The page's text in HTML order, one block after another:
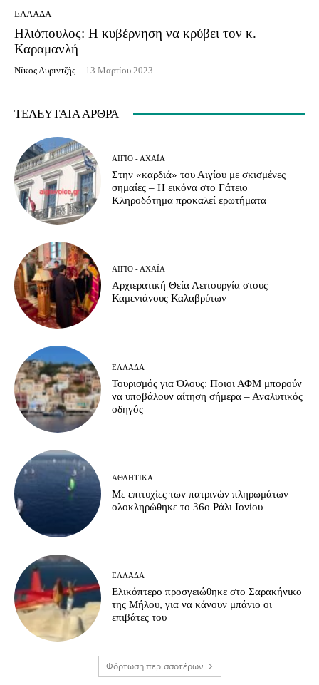
ΕΛΛΆΔΑ
Ηλιόπουλος: Η κυβέρνηση να κρύβει τον κ.
Καραμανλή
Νίκος Λυριντζής - 13 Μαρτίου 2023
ΤΕΛΕΥΤΑΊΑ ΆΡΘΡΑ
ΑΊΓΙΟ - ΑΧΑΪ́Α
Στην «καρδιά» του Αιγίου με σκισμένες
σημαίες – Η εικόνα στο Γάτειο
Κληροδότημα προκαλεί ερωτήματα
ΑΊΓΙΟ - ΑΧΑΪ́Α
Αρχιερατική Θεία Λειτουργία στους
Καμενιάνους Καλαβρύτων
ΕΛΛΆΔΑ
Τουρισμός για Όλους: Ποιοι ΑΦΜ μπορούν
να υποβάλουν αίτηση σήμερα – Αναλυτικός
οδηγός
ΑΘΛΗΤΙΚΆ
Με επιτυχίες των πατρινών πληρωμάτων
ολοκληρώθηκε το 36ο Ράλι Ιονίου
ΕΛΛΆΔΑ
Ελικόπτερο προσγειώθηκε στο Σαρακήνικο
της Μήλου, για να κάνουν μπάνιο οι
επιβάτες του
Φόρτωση περισσοτέρων